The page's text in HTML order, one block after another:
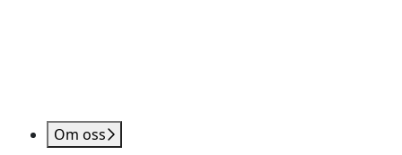
Om oss